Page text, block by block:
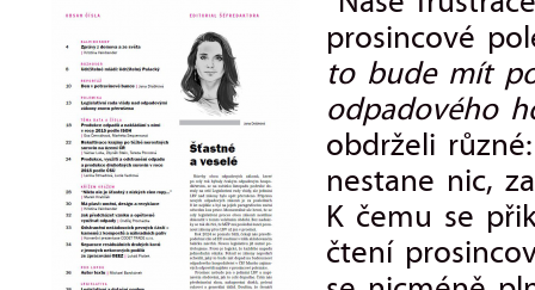
prosincové
to bude mít
odpadového
obdrželi
nestane nic,
K čemu se
čtení